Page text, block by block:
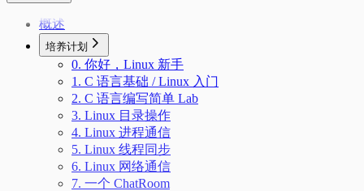
概述
培养计划
0. 你好，Linux 新手
1. C 语言基础 / Linux 入门
2. C 语言编写简单 Lab
3. Linux 目录操作
4. Linux 进程通信
5. Linux 线程同步
6. Linux 网络通信
7. 一个 ChatRoom